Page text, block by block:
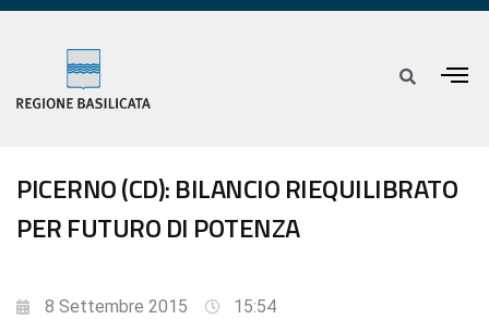
PICERNO (CD): BILANCIO RIEQUILIBRATO
PER FUTURO DI POTENZA
8 Settembre 2015 15:54